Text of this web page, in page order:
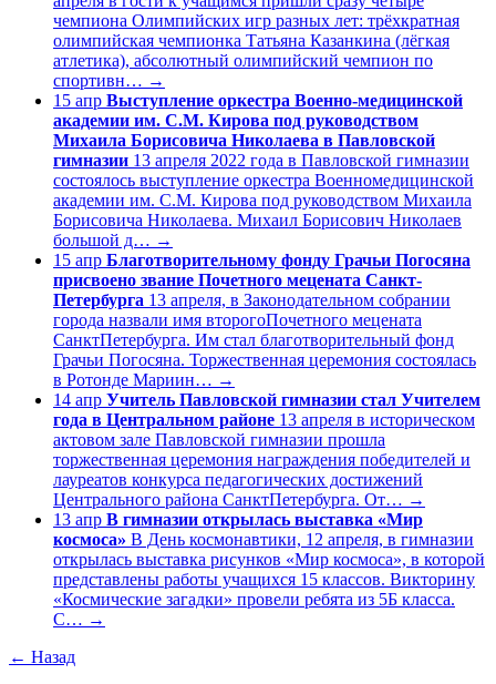
чемпиона Олимпийских игр разных лет: трёхкратная
олимпийская чемпионка Татьяна Казанкина (лёгкая
атлетика), абсолютный олимпийский чемпион по
спортивн… →
15 апр Выступление оркестра Военно-медицинской
академии им. С.М. Кирова под руководством
Михаила Борисовича Николаева в Павловской
гимназии 13 апреля 2022 года в Павловской гимназии
состоялось выступление оркестра Военномедицинской
академии им. С.М. Кирова под руководством Михаила
Борисовича Николаева. Михаил Борисович Николаев
большой д… →
15 апр Благотворительному фонду Грачьи Погосяна
присвоено звание Почетного мецената Санкт-
Петербурга 13 апреля, в Законодательном собрании
города назвали имя второгоПочетного мецената
СанктПетербурга. Им стал благотворительный фонд
Грачьи Погосяна. Торжественная церемония состоялась
в Ротонде Мариин… →
14 апр Учитель Павловской гимназии стал Учителем
года в Центральном районе 13 апреля в историческом
актовом зале Павловской гимназии прошла
торжественная церемония награждения победителей и
лауреатов конкурса педагогических достижений
Центрального района СанктПетербурга. От… →
13 апр В гимназии открылась выставка «Мир
космоса» В День космонавтики, 12 апреля, в гимназии
открылась выставка рисунков «Мир космоса», в которой
представлены работы учащихся 15 классов. Викторину
«Космические загадки» провели ребята из 5Б класса.
С… →
← Назад